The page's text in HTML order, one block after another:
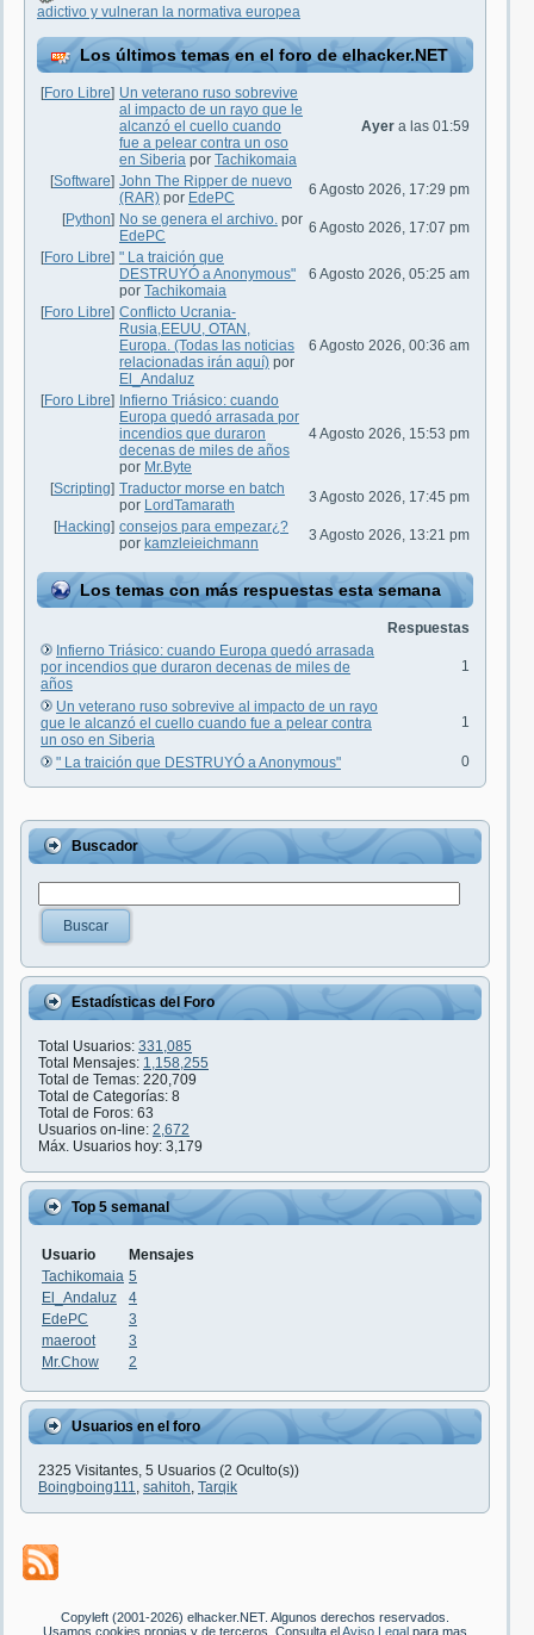
adictivo y vulneran la normativa europea
Los últimos temas en el foro de elhacker.NET
[Foro Libre] Un veterano ruso sobrevive
al impacto de un rayo que le
alcanzó el cuello cuando
fue a pelear contra un oso
en Siberia por Tachikomaia
Ayer a las 01:59
[Software] John The Ripper de nuevo
(RAR) por EdePC
6 Agosto 2026, 17:29 pm
[Python] No se genera el archivo. por
EdePC
6 Agosto 2026, 17:07 pm
[Foro Libre] " La traición que
DESTRUYÓ a Anonymous"
por Tachikomaia
6 Agosto 2026, 05:25 am
[Foro Libre] Conflicto Ucrania-
Rusia,EEUU, OTAN,
Europa. (Todas las noticias
relacionadas irán aquí) por
El_Andaluz
6 Agosto 2026, 00:36 am
[Foro Libre] Infierno Triásico: cuando
Europa quedó arrasada por
incendios que duraron
decenas de miles de años
por Mr.Byte
4 Agosto 2026, 15:53 pm
[Scripting] Traductor morse en batch
por LordTamarath
3 Agosto 2026, 17:45 pm
[Hacking] consejos para empezar¿?
por kamzleieichmann 3 Agosto 2026, 13:21 pm
Los temas con más respuestas esta semana
Respuestas
Infierno Triásico: cuando Europa quedó arrasada
por incendios que duraron decenas de miles de
años
1
Un veterano ruso sobrevive al impacto de un rayo
que le alcanzó el cuello cuando fue a pelear contra
un oso en Siberia
1
" La traición que DESTRUYÓ a Anonymous" 0
Buscador
Buscar
Estadísticas del Foro
Total Usuarios: 331,085
Total Mensajes: 1,158,255
Total de Temas: 220,709
Total de Categorías: 8
Total de Foros: 63
Usuarios on-line: 2,672
Máx. Usuarios hoy: 3,179
Top 5 semanal
Usuario
Mensajes
Tachikomaia 5
El_Andaluz
4
EdePC
3
maeroot
3
Mr.Chow
2
Usuarios en el foro
2325 Visitantes, 5 Usuarios (2 Oculto(s))
Boingboing111, sahitoh, Tarqik
Copyleft (2001-2026) elhacker.NET. Algunos derechos reservados.
Usamos cookies propias y de terceros. Consulta el Aviso Legal para mas